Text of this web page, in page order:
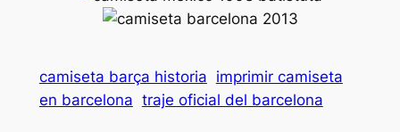
camiseta barça historia imprimir camiseta
en barcelona traje oficial del barcelona